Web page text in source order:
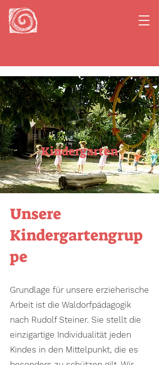
Kindergarten
Unsere
Kindergartengrup
pe
Grundlage für unsere erzieherische
Arbeit ist die Waldorfpädagogik
nach Rudolf Steiner. Sie stellt die
einzigartige Individualität jeden
Kindes in den Mittelpunkt, die es